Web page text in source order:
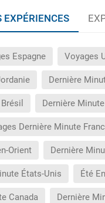
EXPÉRIENCES
Espagne Voyages
Dernière
Dernière
Dernière Minute
Orient Dernière
États-Unis Été
Canada Dernière